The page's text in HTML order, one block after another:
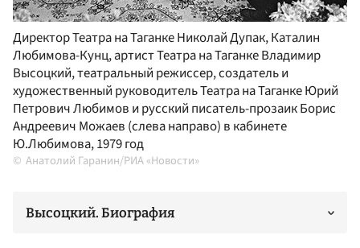
Директор Театра на Таганке Николай Дупак, Каталин
Любимова-Кунц, артист Театра на Таганке Владимир
Высоцкий, театральный режиссер, создатель и
художественный руководитель Театра на Таганке Юрий
Петрович Любимов и русский писатель-прозаик Борис
Андреевич Можаев (слева направо) в кабинете
Ю.Любимова, 1979 год
Анатолий Гаранин/РИА «Новости»
Высоцкий. Биография